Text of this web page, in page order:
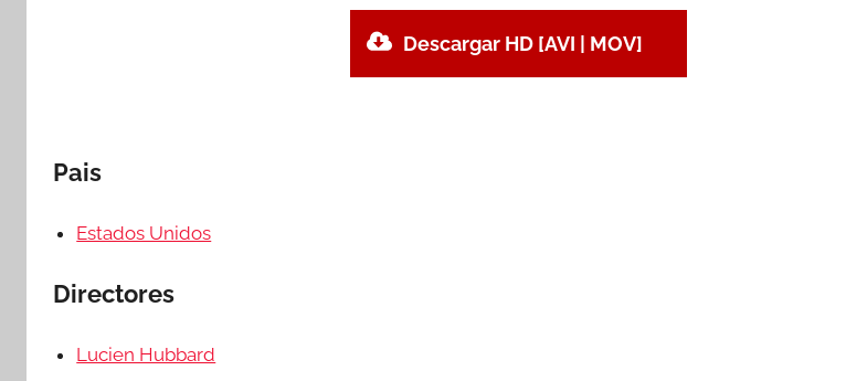
Descargar HD [AVI | MOV]
Pais
Estados Unidos
Directores
Lucien Hubbard